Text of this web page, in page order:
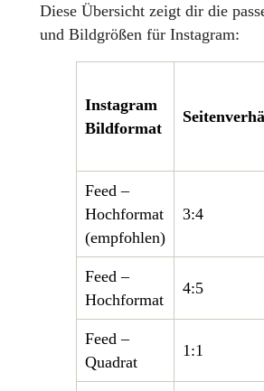
Diese Übersicht zeigt dir die
und Bildgrößen für Instagram:
Instagram
Bildformat
Feed –
Hochformat
(empfohlen)
3:4
Feed –
Hochformat
4:5
Feed –
Quadrat
1:1